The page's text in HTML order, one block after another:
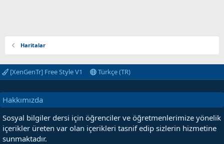
Haritalar
[XenGenTr] Free Style V1 Türkçe (TR)
Hakkımızda
Sosyal bilgiler dersi için öğrenciler ve öğretmenlerimize yönelik
içerikler üreten var olan içerikleri tasnif edip sizlerin hizmetine
sunmaktadır.